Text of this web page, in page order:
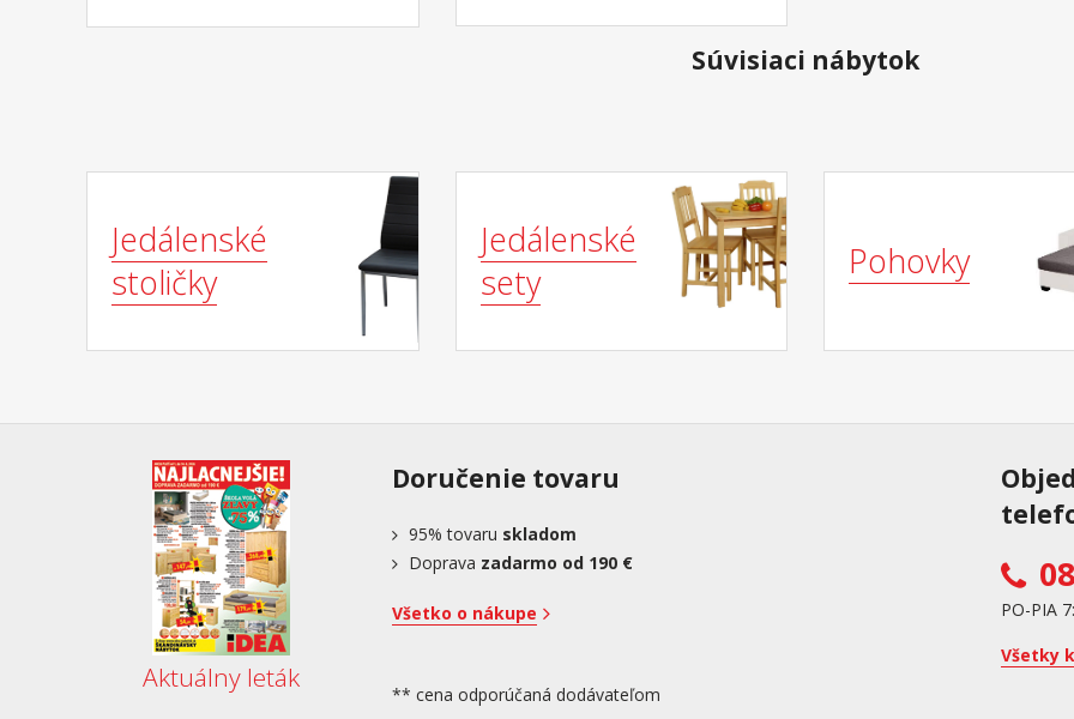
Súvisiaci nábytok
Jedálenské
stoličky
Jedálenské
sety
Pohovky
Aktuálny leták
Doručenie tovaru
95% tovaru skladom
Doprava zadarmo od 190 €
Všetko o nákupe
** cena odporúčaná dodávateľom
PO-PIA
Všetky